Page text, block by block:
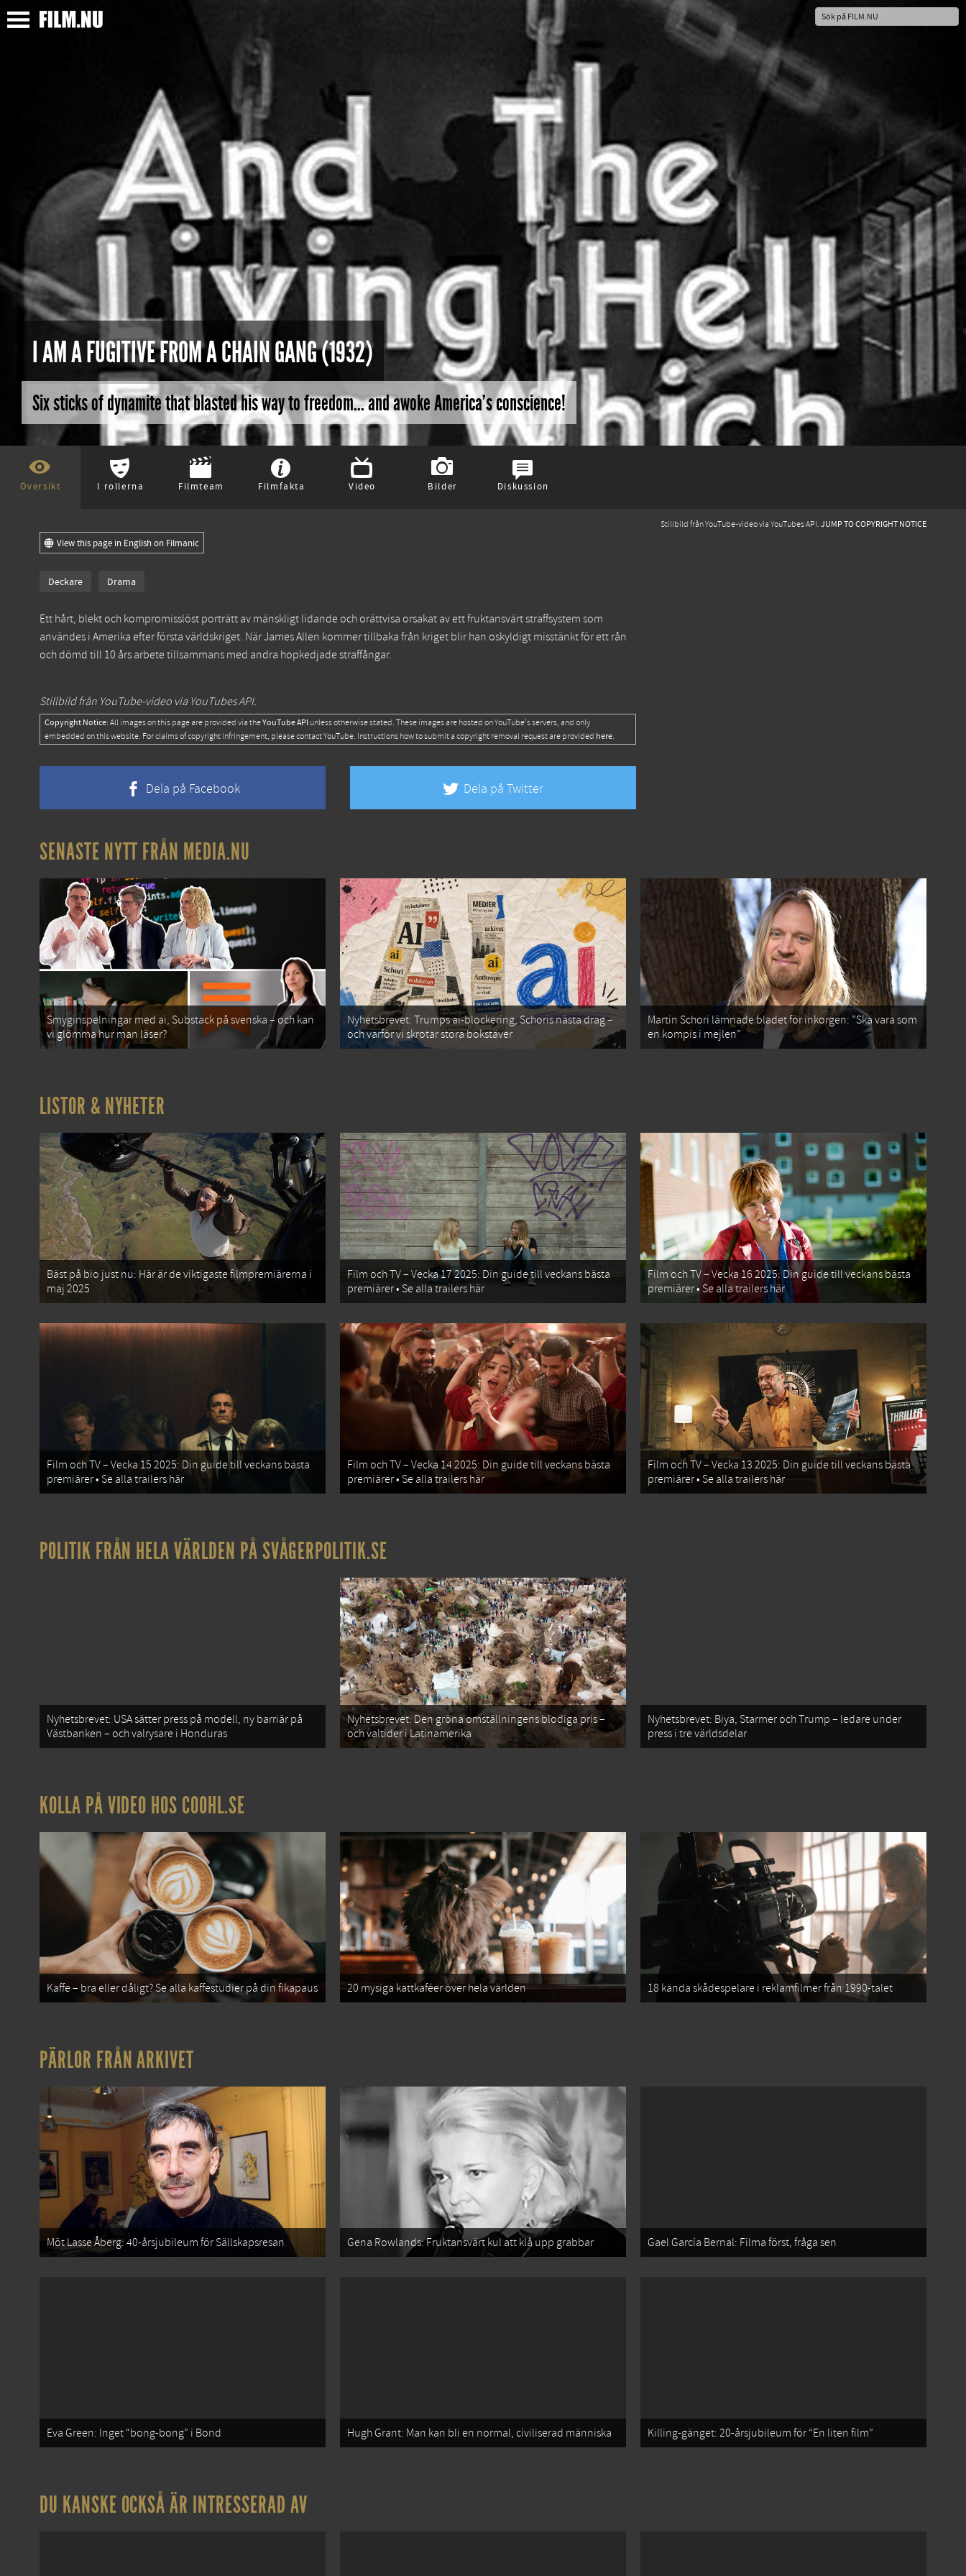
I AM A FUGITIVE FROM A CHAIN GANG (1932)
Six sticks of dynamite that blasted his way to freedom... and awoke America's conscience!
Översikt I rollerna Filmteam Filmfakta Video Bilder Diskussion
Stillbild från YouTube-video via YouTubes API. JUMP TO COPYRIGHT NOTICE
View this page in English on Filmanic
Deckare Drama
Ett hårt, blekt och kompromisslöst porträtt av mänskligt lidande och orättvisa orsakat av ett fruktansvärt straffsystem som
användes i Amerika efter första världskriget. När James Allen kommer tillbaka från kriget blir han oskyldigt misstänkt för ett rån
och dömd till 10 års arbete tillsammans med andra hopkedjade straffångar.
Stillbild från YouTube-video via YouTubes API.
Copyright Notice: All images on this page are provided via theYouTube API unless otherwise stated. These images are hosted on YouTube's servers, and only
embedded on this website. For claims of copyright infringement, please contact YouTube. Instructions how to submit a copyright removal request are provided here.
Dela på Facebook Dela på Twitter
SENASTE NYTT FRÅN MEDIA.NU
Smyginspelningar med ai, Substack på svenska – och kan
vi glömma hur man läser?
Nyhetsbrevet: Trumps ai-blockering, Schoris nästa drag –
och varför vi skrotar stora bokstäver
Martin Schori lämnade bladet för inkorgen: ”Ska vara som
en kompis i mejlen”
LISTOR & NYHETER
Bäst på bio just nu: Här är de viktigaste filmpremiärerna i
maj 2025
Film och TV – Vecka 17 2025: Din guide till veckans bästa
premiärer • Se alla trailers här
Film och TV – Vecka 16 2025: Din guide till veckans bästa
premiärer • Se alla trailers här
Film och TV – Vecka 15 2025: Din guide till veckans bästa
premiärer • Se alla trailers här
Film och TV – Vecka 14 2025: Din guide till veckans bästa
premiärer • Se alla trailers här
Film och TV – Vecka 13 2025: Din guide till veckans bästa
premiärer • Se alla trailers här
POLITIK FRÅN HELA VÄRLDEN PÅ SVÅGERPOLITIK.SE
Nyhetsbrevet: USA sätter press på modell, ny barriär på
Västbanken – och valrysare i Honduras
Nyhetsbrevet: Den gröna omställningens blodiga pris –
och valtider i Latinamerika
Nyhetsbrevet: Biya, Starmer och Trump – ledare under
press i tre världsdelar
KOLLA PÅ VIDEO HOS COOHL.SE
Kaffe – bra eller dåligt? Se alla kaffestudier på din fikapaus 20 mysiga kattkaféer över hela världen 18 kända skådespelare i reklamfilmer från 1990-talet
PÄRLOR FRÅN ARKIVET
Möt Lasse Åberg: 40-årsjubileum för Sällskapsresan Gena Rowlands: Fruktansvärt kul att klå upp grabbar Gael García Bernal: Filma först, fråga sen
Eva Green: Inget “bong-bong” i Bond Hugh Grant: Man kan bli en normal, civiliserad människa Killing-gänget: 20-årsjubileum för “En liten film”
DU KANSKE OCKSÅ ÄR INTRESSERAD AV